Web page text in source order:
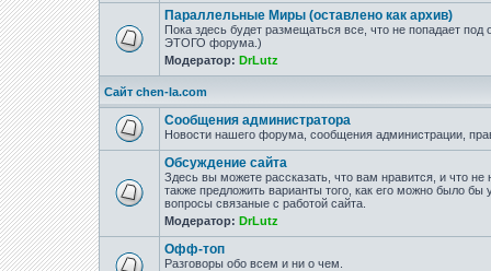
Параллельные Миры (оставлено как архив)
Пока здесь будет размещаться все, что не попадает
ЭТОГО форума.)
Модератор: DrLutz
Сайт chen-la.com
Сообщения администратора
Новости нашего форума, сообщения администрации,
Обсуждение сайта
Здесь вы можете рассказать, что вам нравится, и что не
также предложить варианты того, как его можно было бы
вопросы связаные с работой сайта.
Модератор: DrLutz
Офф-топ
Разговоры обо всем и ни о чем.